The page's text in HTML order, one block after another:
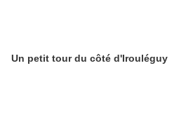
Un petit tour du côté d'Irouléguy